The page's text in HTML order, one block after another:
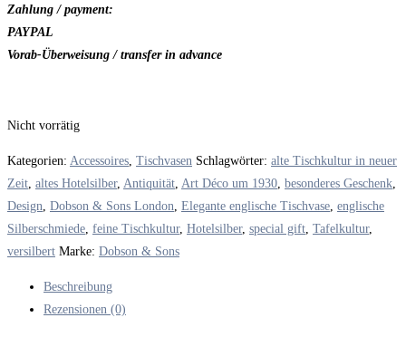
Zahlung / payment:
PAYPAL
Vorab-Überweisung / transfer in advance
Nicht vorrätig
Kategorien: Accessoires Tischvasen Schlagwörter: alte Tischkultur in neuer
Zeit altes Hotelsilber, Antiquität Art Déco um 1930 besonderes Geschenk
Design Dobson & Sons London Elegante englische Tischvase englische
Silberschmiede feine Tischkultur, Hotelsilber, special gift Tafelkultur,
versilbert Marke: Dobson & Sons
Beschreibung
Rezensionen (0)